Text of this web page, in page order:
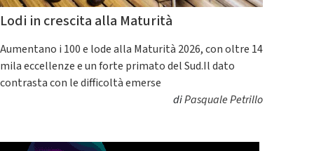
Lodi in crescita alla Maturità
Aumentano i 100 e lode alla Maturità 2026, con oltre 14
mila eccellenze e un forte primato del Sud.Il dato
contrasta con le difficoltà emerse
diPasquale Petrillo